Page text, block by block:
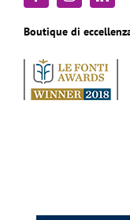
Boutique di